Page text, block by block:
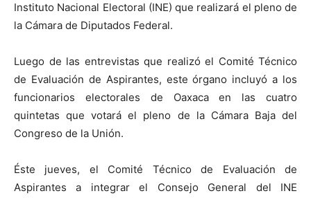
Instituto Nacional Electoral (INE) que realizará el pleno de
la Cámara de Diputados Federal.
Luego de las entrevistas que realizó el Comité Técnico
de Evaluación de Aspirantes, este órgano incluyó a los
funcionarios electorales de Oaxaca en las cuatro
quintetas que votará el pleno de la Cámara Baja del
Congreso de la Unión.
Éste jueves, el Comité Técnico de Evaluación de
Aspirantes a integrar el Consejo General del INE